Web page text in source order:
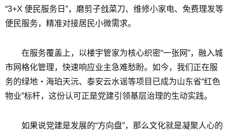
“3+X 便民服务日”，磨剪子戗菜刀、维修小家电、免费理发等
便民服务，精准对接居民小微需求。
在服务覆盖上，以楼宇管家为核心织密“一张网”，融入城
市网格化管理，快速响应业主急难愁盼。如今，我们正在服
务的绿地・海珀天沅、泰安云水谣等项目已成为山东省“红色
物业”标杆，这份认可正是党建引领基层治理的生动实践。
如果说党建是发展的“方向盘”，那么文化就是凝聚人心的